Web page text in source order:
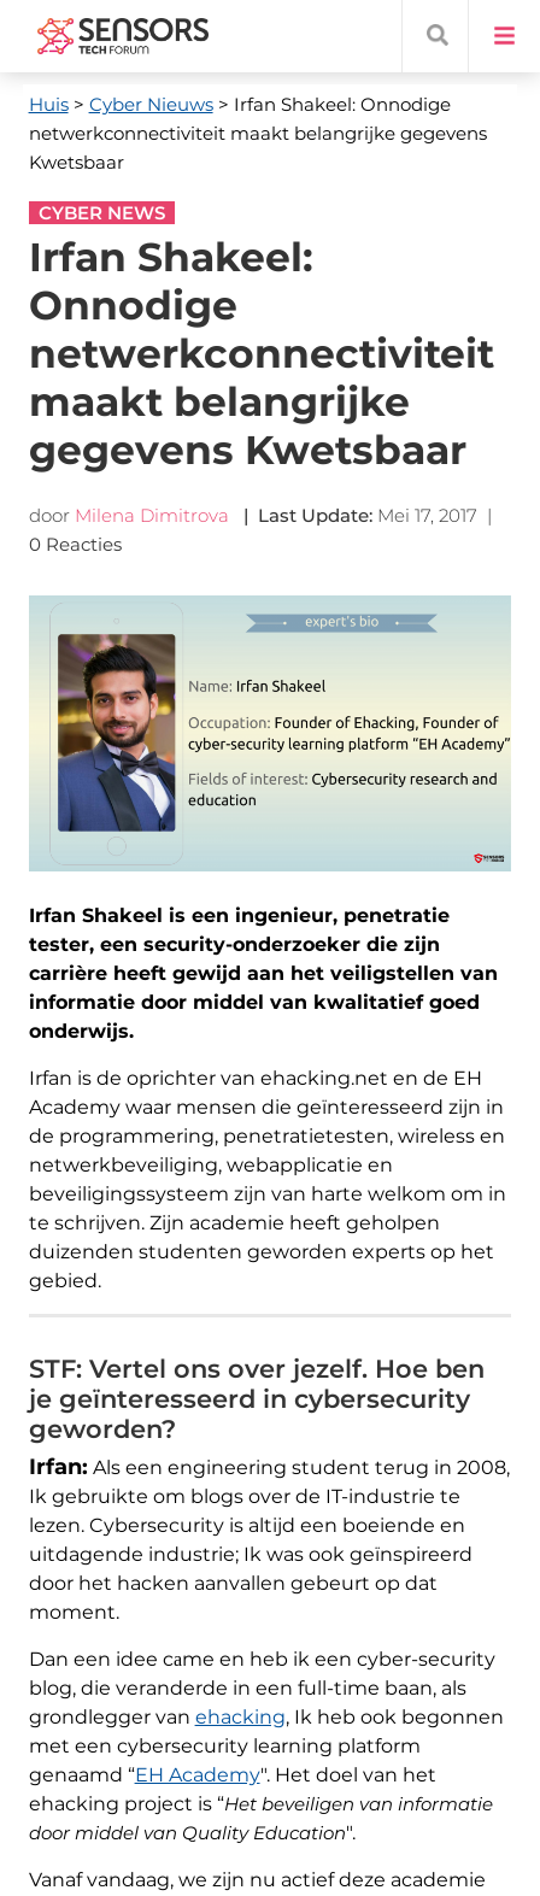
Huis> Cyber ​​Nieuws> Irfan Shakeel: Onnodige
netwerkconnectiviteit maakt belangrijke gegevens
Kwetsbaar
CYBER NEWS
Irfan Shakeel:
Onnodige
netwerkconnectiviteit
maakt belangrijke
gegevens Kwetsbaar
door Milena Dimitrova | Last Update: Mei 17, 2017 |
0 Reacties
Irfan Shakeel is een ingenieur, penetratie
tester, een security-onderzoeker die zijn
carrière heeft gewijd aan het veiligstellen van
informatie door middel van kwalitatief goed
onderwijs.
Irfan is de oprichter van ehacking.net en de EH
Academy waar mensen die geïnteresseerd zijn in
de programmering, penetratietesten, wireless en
netwerkbeveiliging, webapplicatie en
beveiligingssysteem zijn van harte welkom om in
te schrijven. Zijn academie heeft geholpen
duizenden studenten geworden experts op het
gebied.
STF: Vertel ons over jezelf. Hoe ben
je geïnteresseerd in cybersecurity
geworden?
Irfan: Als een engineering student terug in 2008,
Ik gebruikte om blogs over de IT-industrie te
lezen. Cybersecurity is altijd een boeiende en
uitdagende industrie; Ik was ook geïnspireerd
door het hacken aanvallen gebeurt op dat
moment.
Dan een idee cаme en heb ik een cyber-security
blog, die veranderde in een full-time baan, als
grondlegger van ehacking, Ik heb ook begonnen
met een cybersecurity learning platform
genaamd “EH Academy". Het doel van het
ehacking project is “Het beveiligen van informatie
door middel van Quality Education".
Vanaf vandaag, we zijn nu actief deze academie